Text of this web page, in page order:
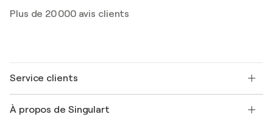
Plus de 20 000 avis clients
Service clients
Expédition
À propos de Singulart